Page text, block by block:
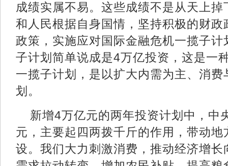
成绩实属不易。这些成绩不是从天上
和人民根据自身国情，坚持积极的财
政策，实施应对国际金融危机一揽子
子计划简单说成是4万亿投资，这是
一揽子计划，是以扩大内需为主、消
划。
新增4万亿元的两年投资计划中，中
元，主要起四两拨千斤的作用，带动
设。我们大力刺激消费，推动经济增